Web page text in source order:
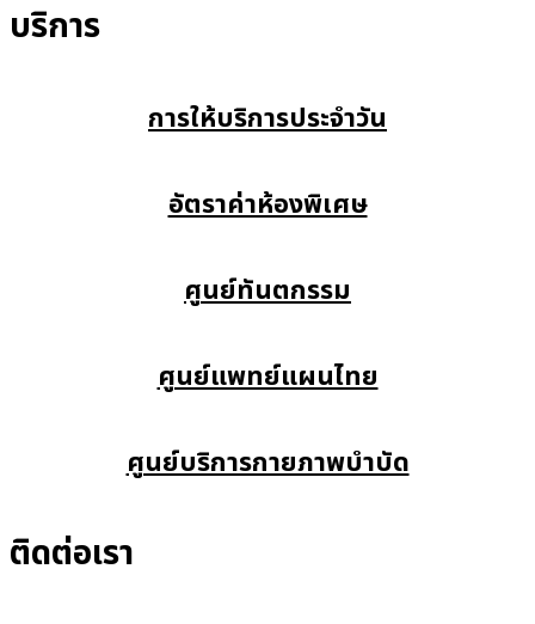
บริการ
การให้บริการประจำวัน
อัตราค่าห้องพิเศษ
ศูนย์ทันตกรรม
ศูนย์แพทย์แผนไทย
ศูนย์บริการกายภาพบำบัด
ติดต่อเรา